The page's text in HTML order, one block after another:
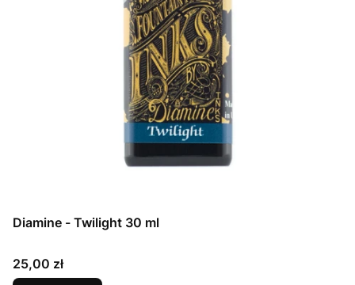
Diamine - Twilight 30 ml
Cena
25,00 zł